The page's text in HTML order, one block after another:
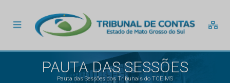
PAUTA DAS SESSÕES
Pauta das Sessões dos Tribunais do TCE MS